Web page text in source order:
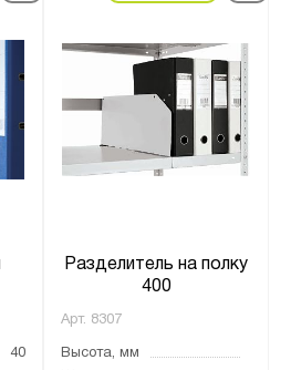
40
Разделитель на полку
400
Арт. 8307
Высота, мм